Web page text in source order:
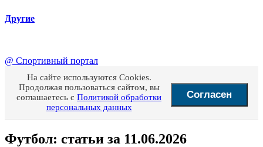
Другие
@ Спортивный портал
На сайте используются Cookies.
Продолжая пользоваться сайтом, вы
соглашаетесь с Политикой обработки
персональных данных
Согласен
Футбол: статьи за 11.06.2026